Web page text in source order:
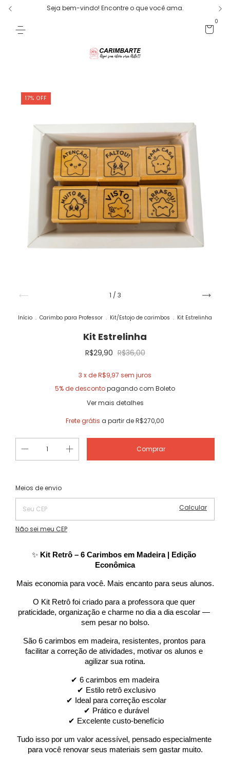
Seja bem-vindo! Encontre o que você ama.
0
17% OFF
1 / 3
Início . Carimbo para Professor . Kit/Estojo de carimbos . Kit Estrelinha
Kit Estrelinha
R$29,90 R$36,00
3 x deR$9,97 sem juros
5% de descontopagando com Boleto
Ver mais detalhes
Frete grátis a partir deR$270,00
Entregas para o CEP:
Meios de envio
Calcular
Não sei meu CEP
✨ Kit Retrô – 6 Carimbos em Madeira | Edição
Econômica
Mais economia para você. Mais encanto para seus alunos.
O Kit Retrô foi criado para a professora que quer
praticidade, organização e charme no dia a dia escolar —
sem pesar no bolso.
São 6 carimbos em madeira, resistentes, prontos para
facilitar a correção de atividades, motivar os alunos e
agilizar sua rotina.
✔ 6 carimbos em madeira
✔ Estilo retrô exclusivo
✔ Ideal para correção escolar
✔ Prático e durável
✔ Excelente custo-benefício
Tudo isso por um valor acessível, pensado especialmente
para você renovar seus materiais sem gastar muito.